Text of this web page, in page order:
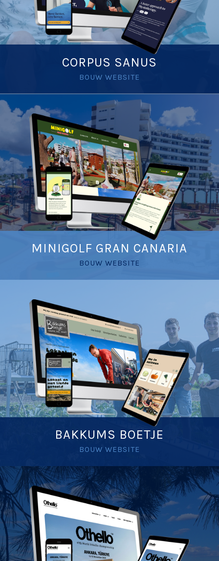
CORPUS SANUS
BOUW WEBSITE
MINIGOLF GRAN CANARIA
BOUW WEBSITE
BAKKUMS BOETJE
BOUW WEBSITE